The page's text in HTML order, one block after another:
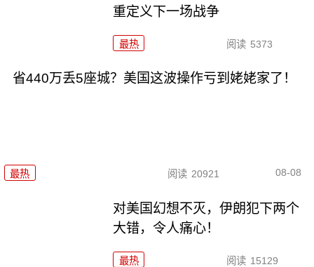
重定义下一场战争
最热 阅读 5373
省440万丢5座城？美国这波操作亏到姥姥家了！
最热 阅读 20921 08-08
对美国幻想不灭，伊朗犯下两个
大错，令人痛心！
最热 阅读 15129